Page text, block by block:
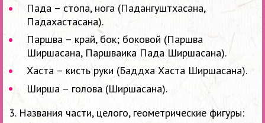
Пада – стопа, нога (Падангуштхасана,
Падахастасана).
Паршва – край, бок; боковой (Паршва
Ширшасана, Паршваика Пада Ширшасана).
Хаста – кисть руки (Баддха Хаста Ширшасана).
Ширша – голова (Ширшасана).
3. Названия части, целого, геометрические фигуры: